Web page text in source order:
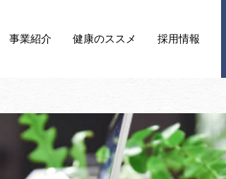
事業紹介 健康のススメ 採用情報